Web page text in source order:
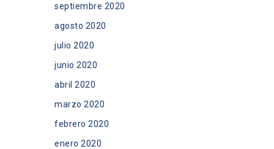
septiembre 2020
agosto 2020
julio 2020
junio 2020
abril 2020
marzo 2020
febrero 2020
enero 2020